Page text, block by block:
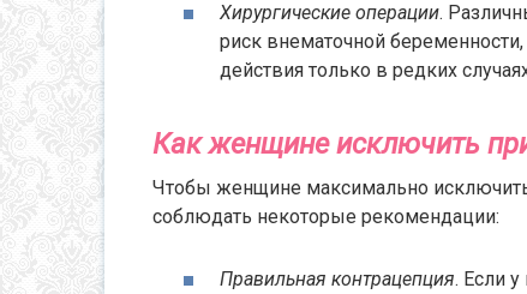
Хирургические операции.
риск внематочной
действия только в редких
Как женщине исключить
Чтобы женщине максимально
соблюдать некоторые рекомендации:
Правильная контрацепция. Если